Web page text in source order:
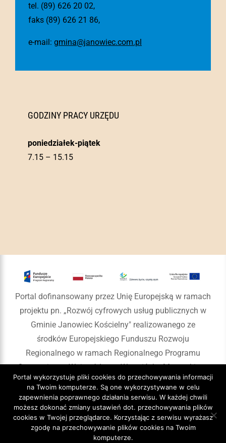
tel. (89) 626 20 02,
faks (89) 626 21 86,
e-mail: gmina@janowiec.com.pl
GODZINY PRACY URZĘDU
poniedziałek-piątek
7.15 – 15.15
Portal dofinansowany przez Unię Europejską w ramach
projektu pn. „Rozwój cyfrowych usług publicznych w
Gminie Janowiec Kościelny" realizowanego ze
środków Europejskiego Funduszu Rozwoju
Regionalnego w ramach Regionalnego Programu
Operacyjnego Województwa Warmińsko-Mazurskiego
na lata 2014-2020
Copyright 2020 Gmina Janowiec Kościelny
Portal wykorzystuje pliki cookies do przechowywania informacji
na Twoim komputerze. Są one wykorzystywane w celu
zapewnienia poprawnego działania serwisu. W każdej chwili
możesz dokonać zmiany ustawień dot. przechowywania plików
cookies w Twojej przeglądarce. Korzystając z serwisu wyrażasz
zgodę na przechowywanie plików cookies na Twoim
komputerze.